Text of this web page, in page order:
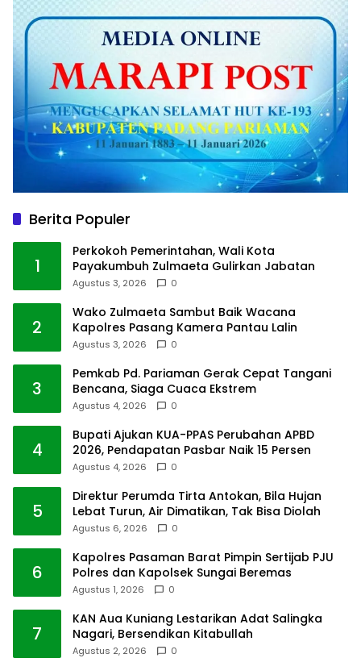
Berita Populer
1
Perkokoh Pemerintahan, Wali Kota
Payakumbuh Zulmaeta Gulirkan Jabatan
Agustus 3, 2026 0
2
Wako Zulmaeta Sambut Baik Wacana
Kapolres Pasang Kamera Pantau Lalin
Agustus 3, 2026 0
3
Pemkab Pd. Pariaman Gerak Cepat Tangani
Bencana, Siaga Cuaca Ekstrem
Agustus 4, 2026 0
4
Bupati Ajukan KUA-PPAS Perubahan APBD
2026, Pendapatan Pasbar Naik 15 Persen
Agustus 4, 2026 0
5
Direktur Perumda Tirta Antokan, Bila Hujan
Lebat Turun, Air Dimatikan, Tak Bisa Diolah
Agustus 6, 2026 0
6
Kapolres Pasaman Barat Pimpin Sertijab PJU
Polres dan Kapolsek Sungai Beremas
Agustus 1, 2026 0
7
KAN Aua Kuniang Lestarikan Adat Salingka
Nagari, Bersendikan Kitabullah
Agustus 2, 2026 0